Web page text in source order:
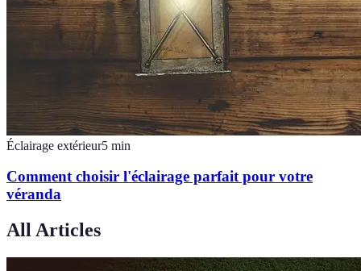
Éclairage extérieur5 min
Comment choisir l'éclairage parfait pour votre
véranda
All Articles